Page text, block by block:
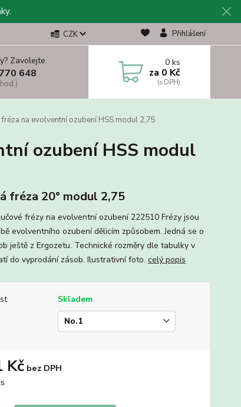
CZK Přihlášení
Zavolejte.
648
0ks
za 0 Kč
na evolventní ozubení HSS modul 2,75
ozubení HSS modul
fréza 20° modul 2,75
frézy na evolventní ozubení 222510 Frézy jsou
evolventního ozubení dělicím způsobem. Jedná se o
ještě z Ergozetu. Technické rozměry dle tabulky v
do vyprodání zásob. Ilustrativní foto. celý popis
Skladem
Kč bez DPH